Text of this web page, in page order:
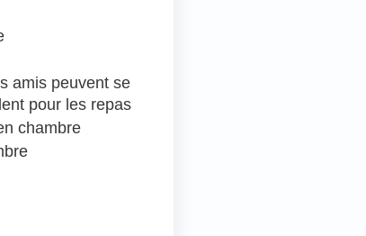
amis peuvent se
pour les repas
chambre